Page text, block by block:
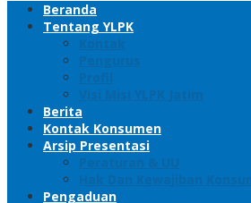
Beranda
Tentang YLPK
Kontak
Pengurus
Profil
Visi Misi YLPK Jatim
Berita
Kontak Konsumen
Arsip Presentasi
Peraturan & UU
Hak Dan Kewajiban
Pengaduan